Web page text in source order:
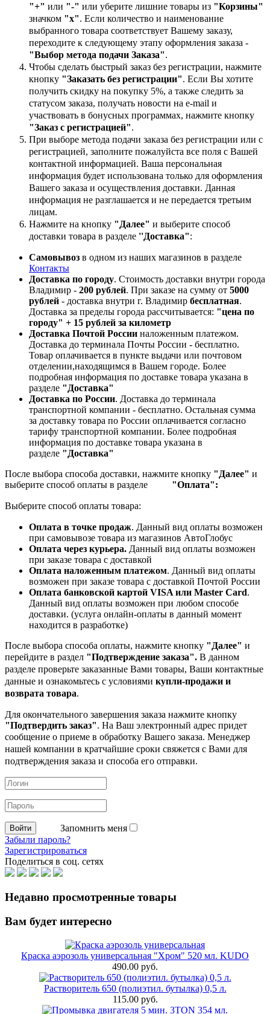
"+" или "-" или уберите лишние товары из "Корзины"
значком "х". Если количество и наименование
выбранного товара соответствует Вашему заказу,
переходите к следующему этапу оформления заказа -
"Выбор метода подачи Заказа".
Чтобы сделать быстрый заказ без регистрации, нажмите
кнопку "Заказать без регистрации". Если Вы хотите
получить скидку на покупку 5%, а также следить за
статусом заказа, получать новости на e-mail и
участвовать в бонусных программах, нажмите кнопку
"Заказ с регистрацией".
При выборе метода подачи заказа без регистрации или с
регистрацией, заполните пожалуйста все поля с Вашей
контактной информацией. Ваша персональная
информация будет использована только для оформления
Вашего заказа и осуществления доставки. Данная
информация не разглашается и не передается третьим
лицам.
Нажмите на кнопку "Далее" и выберите способ
доставки товара в разделе ''Доставка":
Самовывоз в одном из наших магазинов в разделе
Контакты
Доставка по городу. Стоимость доставки внутри города
Владимир - 200 рублей. При заказе на сумму от 5000
рублей - доставка внутри г. Владимир бесплатная.
Доставка за пределы города рассчитывается: "цена по
городу" + 15 рублей за километр
Доставка Почтой России наложенным платежом.
Доставка до терминала Почты России - бесплатно.
Товар оплачивается в пункте выдачи или почтовом
отделении,находящимся в Вашем городе. Более
подробная информация по доставке товара указана в
разделе "Доставка"
Доставка по России. Доставка до терминала
транспортной компании - бесплатно. Остальная сумма
за доставку товара по России оплачивается согласно
тарифу транспортной компании. Более подробная
информация по доставке товара указана в
разделе "Доставка"
После выбора способа доставки, нажмите кнопку "Далее" и
выберите способ оплаты в разделе "Оплата":
Выберите способ оплаты товара:
Оплата в точке продаж. Данный вид оплаты возможен
при самовывозе товара из магазинов АвтоГлобус
Оплата через курьера. Данный вид оплаты возможен
при заказе товара с доставкой
Оплата наложенным платежом. Данный вид оплаты
возможен при заказе товара с доставкой Почтой России
Оплата банковской картой VISA или Master Card.
Данный вид оплаты возможен при любом способе
доставки. (услуга онлайн-оплаты в данный момент
находится в разработке)
После выбора способа оплаты, нажмите кнопку "Далее" и
перейдите в раздел "Подтверждение заказа". В данном
разделе проверьте заказанные Вами товары, Ваши контактные
данные и ознакомьтесь с условиями купли-продажи и
возврата товара.
Для окончательного завершения заказа нажмите кнопку
"Подтвердить заказ". На Ваш электронный адрес придет
сообщение о приеме в обработку Вашего заказа. Менеджер
нашей компании в кратчайшие сроки свяжется с Вами для
подтверждения заказа и способа его отправки.
Запомнить меня
Забыли пароль?
Зарегистрироваться
Поделиться в соц. сетях
Недавно просмотренные товары
Вам будет интересно
Краска аэрозоль универсальная "Хром" 520 мл. KUDO
490.00 руб.
Растворитель 650 (полиэтил. бутылка) 0,5 л.
115.00 руб.